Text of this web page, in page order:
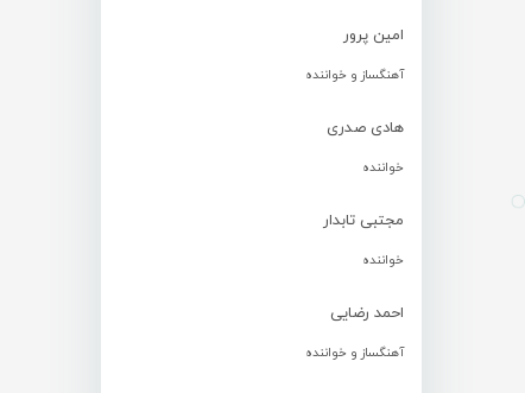
امین پرور
آهنگساز و خواننده
هادی صدری
خواننده
مجتبی تابدار
خواننده
احمد رضایی
آهنگساز و خواننده